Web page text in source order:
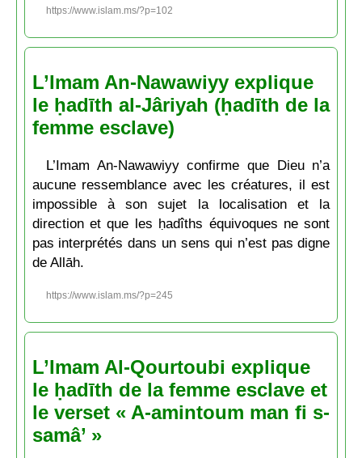
https://www.islam.ms/?p=102
L’Imam An-Nawawiyy explique
le ḥadīth al-Jâriyah (ḥadīth de la
femme esclave)
L’Imam An-Nawawiyy confirme que Dieu n’a
aucune ressemblance avec les créatures, il est
impossible à son sujet la localisation et la
direction et que les ḥadîths équivoques ne sont
pas interprétés dans un sens qui n’est pas digne
de Allāh.
https://www.islam.ms/?p=245
L’Imam Al-Qourtoubi explique
le ḥadīth de la femme esclave et
le verset « A-amintoum man fi s-
samâ’ »